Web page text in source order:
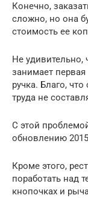
Конечно,
сложно, но она
стоимость ее
Не удивительно,
занимает
ручка. Благо,
труда не
С этой
обновлению
Кроме этого,
поработать над
кнопочках и